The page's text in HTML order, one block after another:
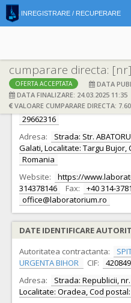
INREGISTRARE / RECUPERARE
cumparare directa:
OFERTA ACCEPTATA
DATA
DATA FINALIZARE: 24.03.2025 11:35
VALOARE CUMPARARE DIRECTA:
DATE IDENTIFICARE
Ofertant: S.C. LABORATORIUM
29662316
Adresa:
Strada: Str.
Galati, Localitate: Targu Bujor,
Romania
Website:
https://
314378146
Fax: +40 314-
office@laboratorium.ro
DATE IDENTIFICARE
Autoritatea contractanta:
URGENTA BIHOR
CIF:
Adresa:
Strada: Republicii,
Localitate: Oradea, Cod